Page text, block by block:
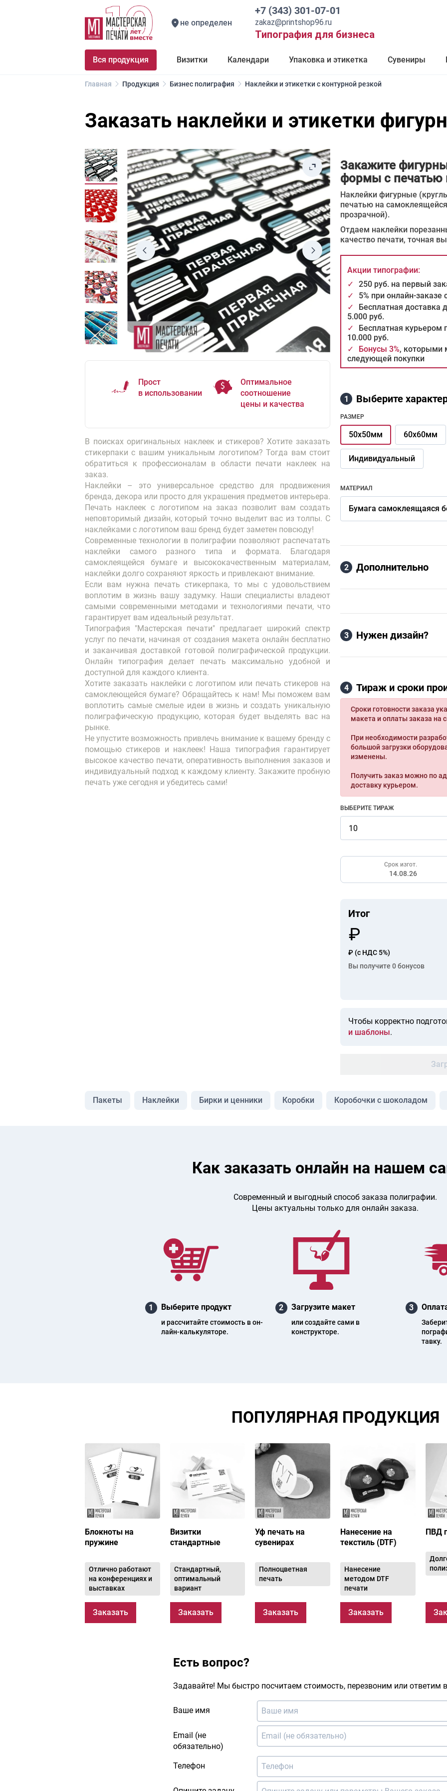
не определен
+7 (343) 301-07-01
zakaz@printshop96.ru
Типография для бизнеса
Вся продукция Визитки Календари Упаковка и этикетка Сувениры
Главная Продукция Бизнес полиграфия Наклейки и этикетки с контурной резкой
Заказать наклейки и этикетки
Прост
в использовании
Оптимальное
соотношение
цены и качества
В поисках оригинальных наклеек и стикеров? Хотите заказать
стикерпаки с вашим уникальным логотипом? Тогда вам стоит
обратиться к профессионалам в области печати наклеек на
заказ.
Наклейки – это универсальное средство для продвижения
бренда, декора или просто для украшения предметов интерьера.
Печать наклеек с логотипом на заказ позволит вам создать
неповторимый дизайн, который точно выделит вас из толпы. С
наклейками с логотипом ваш бренд будет заметен повсюду!
Современные технологии в полиграфии позволяют распечатать
наклейки самого разного типа и формата. Благодаря
самоклеящейся бумаге и высококачественным материалам,
наклейки долго сохраняют яркость и привлекают внимание.
Если вам нужна печать стикерпака, то мы с удовольствием
воплотим в жизнь вашу задумку. Наши специалисты владеют
самыми современными методами и технологиями печати, что
гарантирует вам идеальный результат.
Типография "Мастерская печати" предлагает широкий спектр
услуг по печати, начиная от создания макета онлайн бесплатно
и заканчивая доставкой готовой полиграфической продукции.
Онлайн типография делает печать максимально удобной и
доступной для каждого клиента.
Хотите заказать наклейки с логотипом или печать стикеров на
самоклеющейся бумаге? Обращайтесь к нам! Мы поможем вам
воплотить самые смелые идеи в жизнь и создать уникальную
полиграфическую продукцию, которая будет выделять вас на
рынке.
Не упустите возможность привлечь внимание к вашему бренду с
помощью стикеров и наклеек! Наша типография гарантирует
высокое качество печати, оперативность выполнения заказов и
индивидуальный подход к каждому клиенту. Закажите пробную
печать уже сегодня и убедитесь сами!
Закажите
формы с печатью
Наклейки фигурные
печатью на
прозрачной).
Отдаем наклейки
качество печати, точная
Акции типографии:
✓
250 руб. на первый
✓
5% при онлайн-
✓
Бесплатная доставка
5.000 руб.
✓
Бесплатная курьером
10.000 руб.
✓
Бонусы 3%, которыми
следующей покупки
1 Выберите
РАЗМЕР
50х50мм 60х60мм
Индивидуальный
МАТЕРИАЛ
Бумага самоклеящаяся
2 Дополнительно
3 Нужен дизайн?
4 Тираж и сроки
Сроки готовности заказа
макета и оплаты заказа на
При необходимости
большой загрузки
изменены.
Получить заказ можно по
доставку курьером.
ВЫБЕРИТЕ ТИРАЖ
Срок изгот.
14.08.26
Итог
₽ (с НДС 5%)
Вы получите 0бонусов
Чтобы корректно
и шаблоны.
Пакеты Наклейки Бирки и ценники Коробки Коробочки с шоколадом
Как заказать онлайн на нашем
Современный и выгодный способ заказа полиграфии.
Цены актуальны только для онлайн заказа.
1 Выберите продукт
и рас­счи­тай­те стои­мость в он­
лайн-каль­ку­ля­то­ре.
2 Загрузите макет
или создайте сами в
конструкторе.
3
тав­ку.
ПОПУЛЯРНАЯ ПРОДУКЦИЯ
Блокноты на
пружине
Отлично работают
на конференциях и
выставках
Заказать
Визитки
стандартные
Стандартный,
оптимальный
вариант
Заказать
Уф печать на
сувенирах
Полноцветная
печать
Заказать
Нанесение на
текстиль (DTF)
Нанесение
методом DTF
печати
Заказать
ПВД
Есть вопрос?
Задавайте! Мы быстро посчитаем стоимость, перезвоним или ответим
Ваше имя
Email (не
обязательно)
Телефон